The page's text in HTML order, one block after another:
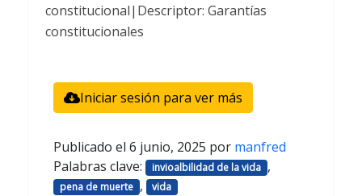
constitucional|Descriptor: Garantías
constitucionales
Iniciar sesión para ver más
Publicado el 6 junio, 2025 por manfred
Palabras clave:
invioalbilidad de la vida ,
pena de muerte , vida